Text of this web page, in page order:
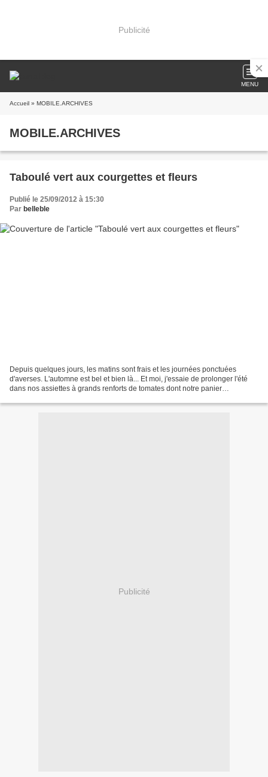
Publicité
MENU
Accueil » MOBILE.ARCHIVES
MOBILE.ARCHIVES
Taboulé vert aux courgettes et fleurs
Publié le 25/09/2012 à 15:30
Par belleble
Depuis quelques jours, les matins sont frais et les journées ponctuées
d'averses. L'automne est bel et bien là... Et moi, j'essaie de prolonger l'été
dans nos assiettes à grands renforts de tomates dont notre panier
Publicité